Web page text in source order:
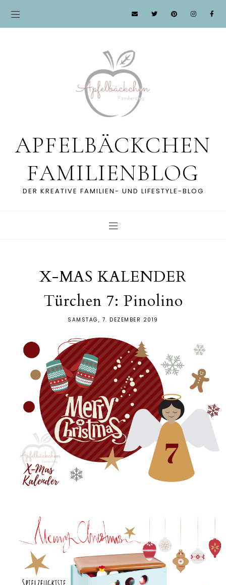
APFELBÄCKCHEN
FAMILIENBLOG
DER KREATIVE FAMILIEN- UND LIFESTYLE-BLOG
X-MAS KALENDER
Türchen 7: Pinolino
SAMSTAG, 7. DEZEMBER 2019